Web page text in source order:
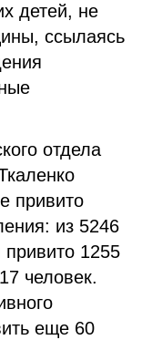
детей, не
ссылаясь
отдела
привито
из 5246
привито 1255
человек.
еще 60